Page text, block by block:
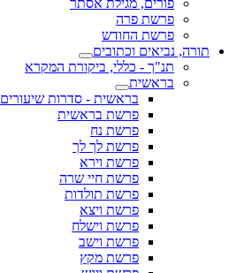
פורים, מגילת אסתר
פרשת פרה
פרשת החודש
תורה, נביאים וכתובים
תנ"ך - כללי, ביקורת המקרא
בראשית
בראשית - סדרות שיעורים
פרשת בראשית
פרשת נח
פרשת לך לך
פרשת וירא
פרשת חיי שרה
פרשת תולדות
פרשת ויצא
פרשת וישלח
פרשת וישב
פרשת מקץ